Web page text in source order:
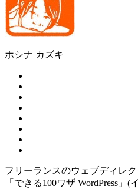
ホシナ カズキ
フリーランスのウェブディレ
「できる100ワザ WordPress